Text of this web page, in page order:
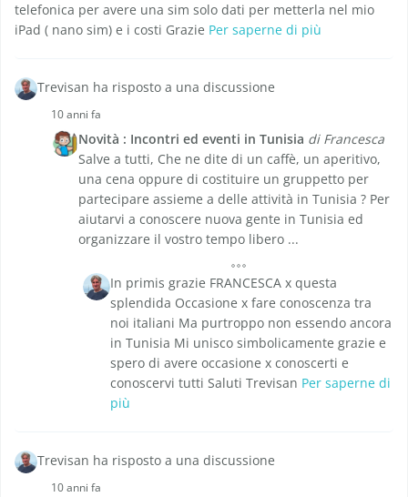
telefonica per avere una sim solo dati per metterla nel mio
iPad ( nano sim) e i costi Grazie Per saperne di più
Trevisan ha risposto a una discussione
10 anni fa
Novità : Incontri ed eventi in Tunisia di Francesca
Salve a tutti, Che ne dite di un caffè, un aperitivo,
una cena oppure di costituire un gruppetto per
partecipare assieme a delle attività in Tunisia ? Per
aiutarvi a conoscere nuova gente in Tunisia ed
organizzare il vostro tempo libero ...
In primis grazie FRANCESCA x questa
splendida Occasione x fare conoscenza tra
noi italiani Ma purtroppo non essendo ancora
in Tunisia Mi unisco simbolicamente grazie e
spero di avere occasione x conoscerti e
conoscervi tutti Saluti Trevisan Per saperne di
più
Trevisan ha risposto a una discussione
10 anni fa